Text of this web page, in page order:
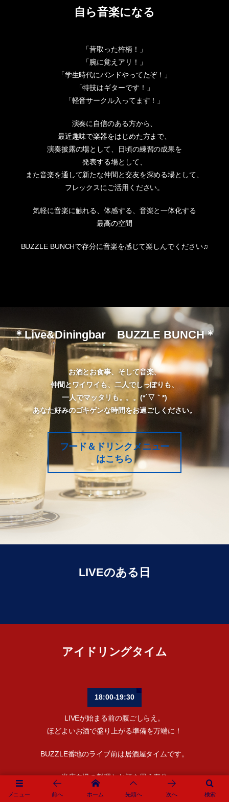
自ら音楽になる
「昔取った杵柄！」
「腕に覚えアリ！」
「学生時代にバンドやってたぞ！」
「特技はギターです！」
「軽音サークル入ってます！」
演奏に自信のある方から、
最近趣味で楽器をはじめた方まで、
演奏披露の場として、日頃の練習の成果を
発表する場として、
また音楽を通して新たな仲間と交友を深める場として、
フレックスにご活用ください。
気軽に音楽に触れる、体感する、音楽と一体化する
最高の空間
BUZZLE BUNCHで存分に音楽を感じて楽しんでください♫
＊Live&Diningbar BUZZLE BUNCH＊
お酒とお食事、そして音楽、
仲間とワイワイも、二人でしっぽりも、
一人でマッタリも。。。(*´▽｀*)
あなた好みのゴキゲンな時間をお過ごしください。
フード＆ドリンクメニュー
はこちら
LIVEのある日
アイドリングタイム
18:00-19:30
LIVEが始まる前の腹ごしらえ。
ほどよいお酒で盛り上がる準備を万端に！
BUZZLE番地のライブ前は居酒屋タイムです。
当店自慢の料理とお酒を思う存分
メニュー 検索
前へ ホーム 先頭へ 次へ